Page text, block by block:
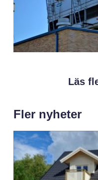
Läs
Fler nyheter